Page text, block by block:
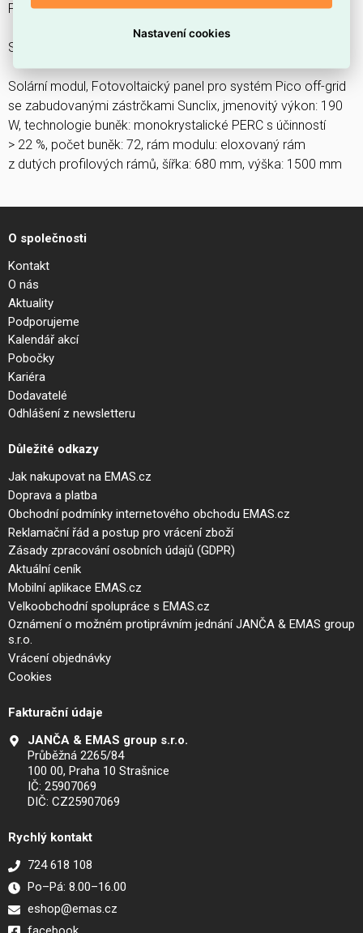
POS PV PANEL 190
Solární modul
Solární modul, Fotovoltaický panel pro systém Pico off-grid
se zabudovanými zástrčkami Sunclix, jmenovitý výkon: 190
W, technologie buněk: monokrystalické PERC s účinností
> 22 %, počet buněk: 72, rám modulu: eloxovaný rám
z dutých profilových rámů, šířka: 680 mm, výška: 1500 mm
O společnosti
Kontakt
O nás
Aktuality
Podporujeme
Kalendář akcí
Pobočky
Kariéra
Dodavatelé
Odhlášení z newsletteru
Důležité odkazy
Jak nakupovat na EMAS.cz
Doprava a platba
Obchodní podmínky internetového obchodu EMAS.cz
Reklamační řád a postup pro vrácení zboží
Zásady zpracování osobních údajů (GDPR)
Aktuální ceník
Mobilní aplikace EMAS.cz
Velkoobchodní spolupráce s EMAS.cz
Oznámení o možném protiprávním jednání JANČA & EMAS group
s.r.o.
Vrácení objednávky
Cookies
Fakturační údaje
JANČA & EMAS group s.r.o.
Průběžná 2265/84
100 00, Praha 10 Strašnice
IČ: 25907069
DIČ: CZ25907069
Rychlý kontakt
724 618 108
Po–Pá: 8.00–16.00
eshop@emas.cz
Nastavení cookies